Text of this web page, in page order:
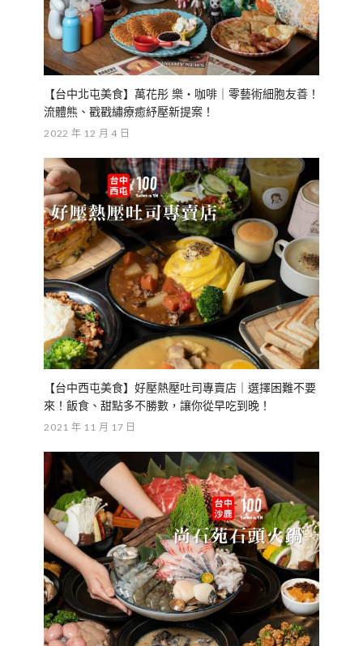
【台中北屯美食】萬花彤 樂・咖啡｜零藝術細胞友善！
流體熊、戳戳繡療癒紓壓新提案！
2022 年 12 月 4 日
【台中西屯美食】好壓熱壓吐司專賣店｜選擇困難不要
來！飯食、甜點多不勝數，讓你從早吃到晚！
2021 年 11 月 17 日